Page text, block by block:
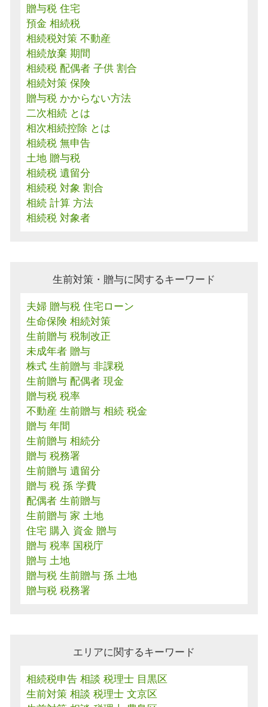
贈与税 住宅
預金 相続税
相続税対策 不動産
相続放棄 期間
相続税 配偶者 子供 割合
相続対策 保険
贈与税 かからない方法
二次相続 とは
相次相続控除 とは
相続税 無申告
土地 贈与税
相続税 遺留分
相続税 対象 割合
相続 計算 方法
相続税 対象者
生前対策・贈与に関するキーワード
夫婦 贈与税 住宅ローン
生命保険 相続対策
生前贈与 税制改正
未成年者 贈与
株式 生前贈与 非課税
生前贈与 配偶者 現金
贈与税 税率
不動産 生前贈与 相続 税金
贈与 年間
生前贈与 相続分
贈与 税務署
生前贈与 遺留分
贈与 税 孫 学費
配偶者 生前贈与
生前贈与 家 土地
住宅 購入 資金 贈与
贈与 税率 国税庁
贈与 土地
贈与税 生前贈与 孫 土地
贈与税 税務署
エリアに関するキーワード
相続税申告 相談 税理士 目黒区
生前対策 相談 税理士 文京区